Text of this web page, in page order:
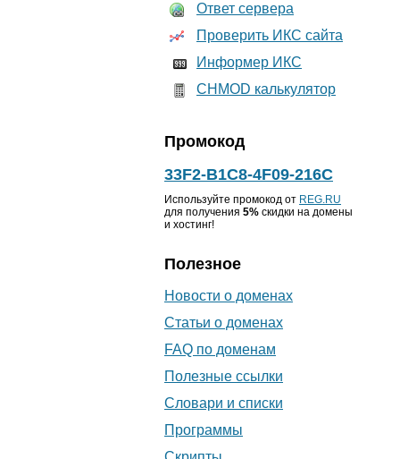
Ответ сервера
Проверить ИКС сайта
Информер ИКС
CHMOD калькулятор
Промокод
33F2-B1C8-4F09-216C
Используйте промокод от REG.RU
для получения 5% скидки на домены
и хостинг!
Полезное
Новости о доменах
Статьи о доменах
FAQ по доменам
Полезные ссылки
Словари и списки
Программы